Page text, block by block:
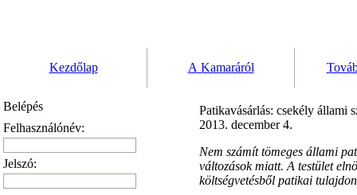
Kezdőlap A Kamaráról
Belépés
Felhasználónév:
Jelszó:
Patikavásárlás: csekély
2013. december 4.
Nem számít tömeges állami
változások miatt. A testület
költségvetésből patikai